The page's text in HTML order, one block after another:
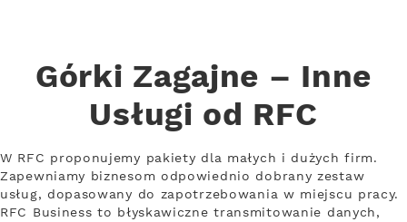
Górki Zagajne – Inne
Usługi od RFC
W RFC proponujemy pakiety dla małych i dużych firm.
Zapewniamy biznesom odpowiednio dobrany zestaw
usług, dopasowany do zapotrzebowania w miejscu pracy.
RFC Business to błyskawiczne transmitowanie danych,